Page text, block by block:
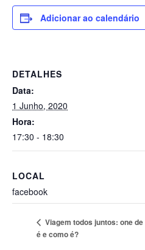
Adicionar ao calendário
DETALHES
Data:
1 Junho, 2020
Hora:
17:30 - 18:30
LOCAL
facebook
Viagem todos juntos: one de
é e como é?